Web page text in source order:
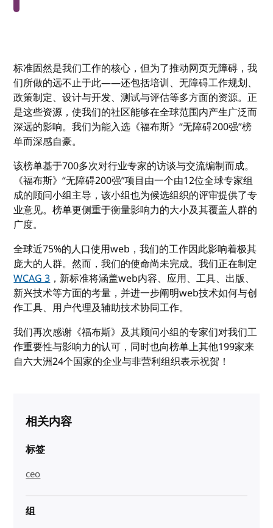
标准固然是我们工作的核心，但为了推动网页无障碍，我
们所做的远不止于此——还包括培训、无障碍工作规划、
政策制定、设计与开发、测试与评估等多方面的资源。正
是这些资源，使我们的社区能够在全球范围内产生广泛而
深远的影响。我们为能入选《福布斯》“无障碍200强”榜
单而深感自豪。
该榜单基于700多次对行业专家的访谈与交流编制而成。
《福布斯》“无障碍200强”项目由一个由12位全球专家组
成的顾问小组主导，该小组也为候选组织的评审提供了专
业意见。榜单更侧重于衡量影响力的大小及其覆盖人群的
广度。
全球近75%的人口使用web，我们的工作因此影响着极其
庞大的人群。然而，我们的使命尚未完成。我们正在制定
WCAG 3，新标准将涵盖web内容、应用、工具、出版、
新兴技术等方面的考量，并进一步阐明web技术如何与创
作工具、用户代理及辅助技术协同工作。
我们再次感谢《福布斯》及其顾问小组的专家们对我们工
作重要性与影响力的认可，同时也向榜单上其他199家来
自六大洲24个国家的企业与非营利组织表示祝贺！
相关内容
标签
ceo
组